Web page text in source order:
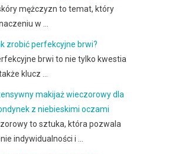
mężczyzn to temat, który
w …
zrobić perfekcyjne brwi?
brwi to nie tylko kwestia
klucz …
makijaż wieczorowy dla
z niebieskimi oczami
to sztuka, która pozwala
indywidualności i …